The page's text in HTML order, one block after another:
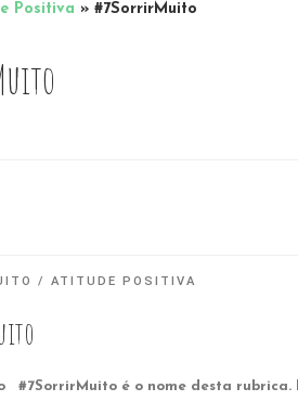
Positiva » #7SorrirMuito
ATITUDE POSITIVA
#7SorrirMuito é o nome desta rubrica.